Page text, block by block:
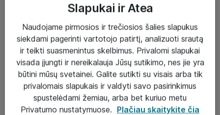
Sprendimai ir paslaugos
Paslaugos
Sprendimai
Įgyvendinti projektai
Atea ekspertų patarimai verslui
Slapukai ir Atea
Naudojame pirmosios ir trečiosios šalies slapukus
siekdami pagerinti vartotojo patirtį, analizuoti srautą
ir teikti suasmenintus skelbimus. Privalomi slapukai
visada įjungti ir nereikalauja Jūsų sutikimo, nes jie yra
būtini mūsų svetainei. Galite sutikti su visais arba tik
privalomais slapukais ir valdyti savo pasirinkimus
spustelėdami žemiau, arba bet kuriuo metu
Privatumo nustatymuose. Plačiau skaitykite čia